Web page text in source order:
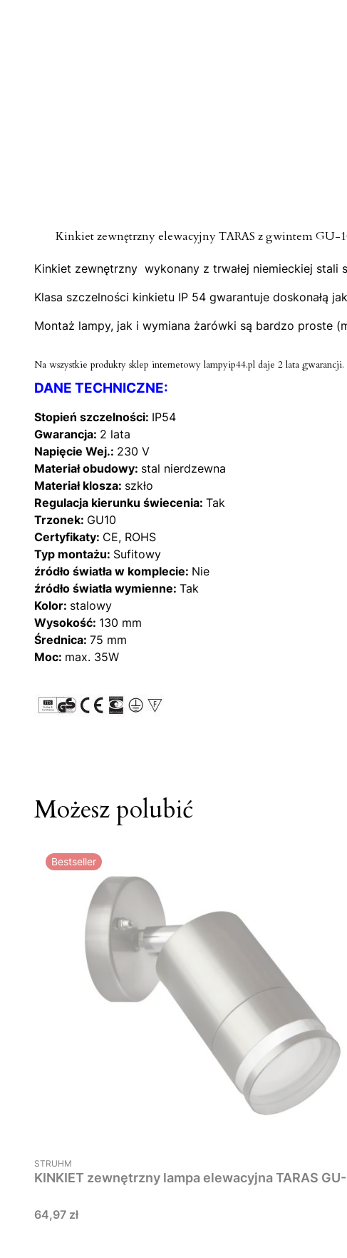
Kinkiet zewnętrzny elewacyjny TARAS z gwintem GU-
Kinkiet zewnętrzny wykonany z trwałej niemieckiej stali
Klasa szczelności kinkietu IP 54 gwarantuje doskonałą
Montaż lampy, jak i wymiana żarówki są bardzo proste
Na wszystkie produkty sklep internetowy lampyip44.pl daje 2 lata gwarancji.
DANE TECHNICZNE:
Stopień szczelności: IP54
Gwarancja: 2 lata
Napięcie Wej.: 230 V
Materiał obudowy: stal nierdzewna
Materiał klosza: szkło
Regulacja kierunku świecenia: Tak
Trzonek: GU10
Certyfikaty: CE, ROHS
Typ montażu: Sufitowy
źródło światła w komplecie: Nie
źródło światła wymienne: Tak
Kolor: stalowy
Wysokość: 130 mm
Średnica: 75 mm
Moc: max. 35W
Możesz polubić
Bestseller
PRODUCENT
STRUHM
KINKIET
Cena
64,97 zł